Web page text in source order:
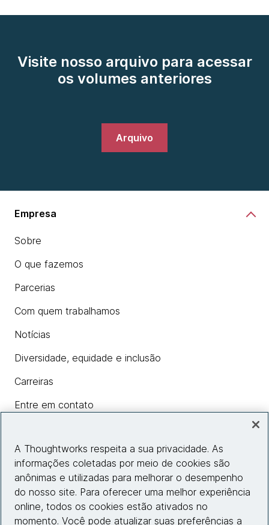
Visite nosso arquivo para acessar
os volumes anteriores
Arquivo
Empresa
Sobre
O que fazemos
Parcerias
Com quem trabalhamos
Notícias
Diversidade, equidade e inclusão
Carreiras
Entre em contato
Insights
Informações do site
A Thoughtworks respeita a sua privacidade. As
informações coletadas por meio de cookies são
anônimas e utilizadas para melhorar o desempenho
do nosso site. Para oferecer uma melhor experiência
online, todos os cookies estão ativados no
momento. Você pode atualizar suas preferências a